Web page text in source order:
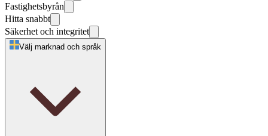
Fastighetsbyrån
Hitta snabbt
Säkerhet och integritet
Välj marknad och språk